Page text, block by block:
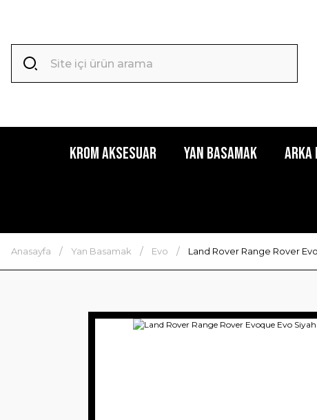
Krom Aksesuar Yan Basamak Arka
Anasayfa Yan Basamak Evo Land Rover Range Rover